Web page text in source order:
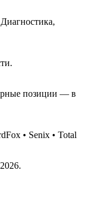
позиции — в
• Senix • Total